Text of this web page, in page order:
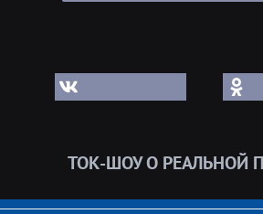
ТОК-ШОУ О РЕАЛЬНОЙ